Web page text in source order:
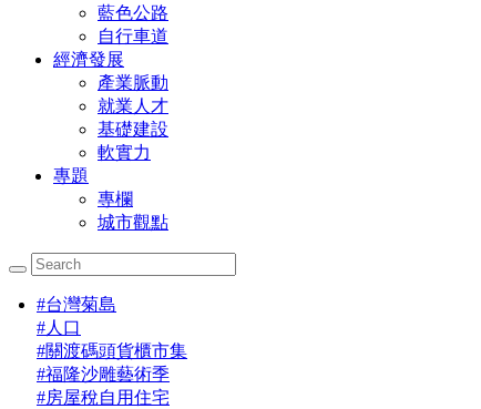
藍色公路
自行車道
經濟發展
產業脈動
就業人才
基礎建設
軟實力
專題
專欄
城市觀點
#台灣菊島
#人口
#關渡碼頭貨櫃市集
#福隆沙雕藝術季
#房屋稅自用住宅